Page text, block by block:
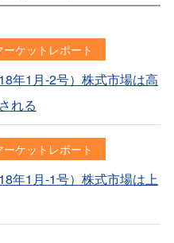
ーケットレポート
年1月-2号）株式市場は高
れる
ーケットレポート
年1月-1号）株式市場は上